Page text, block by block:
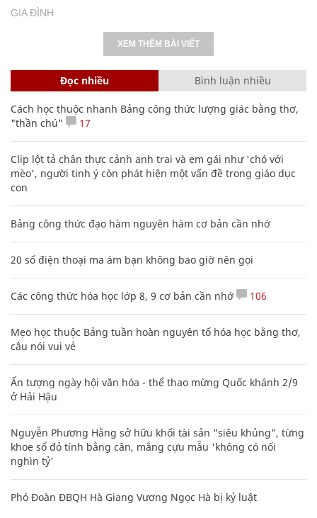
GIA ĐÌNH
XEM THÊM BÀI VIẾT
Đọc nhiều Bình luận nhiều
Cách học thuộc nhanh Bảng công thức lượng giác bằng thơ,
"thần chú"
17
Clip lột tả chân thực cảnh anh trai và em gái như 'chó với
mèo', người tinh ý còn phát hiện một vấn đề trong giáo dục
con
Bảng công thức đạo hàm nguyên hàm cơ bản cần nhớ
20 số điện thoại ma ám bạn không bao giờ nên gọi
Các công thức hóa học lớp 8, 9 cơ bản cần nhớ 106
Mẹo học thuộc Bảng tuần hoàn nguyên tố hóa học bằng thơ,
câu nói vui vẻ
Ấn tượng ngày hội văn hóa - thể thao mừng Quốc khánh 2/9
ở Hải Hậu
Nguyễn Phương Hằng sở hữu khối tài sản "siêu khủng", từng
khoe sổ đỏ tính bằng cân, mắng cựu mẫu 'không có nổi
nghìn tỷ'
Phó Đoàn ĐBQH Hà Giang Vương Ngọc Hà bị kỷ luật